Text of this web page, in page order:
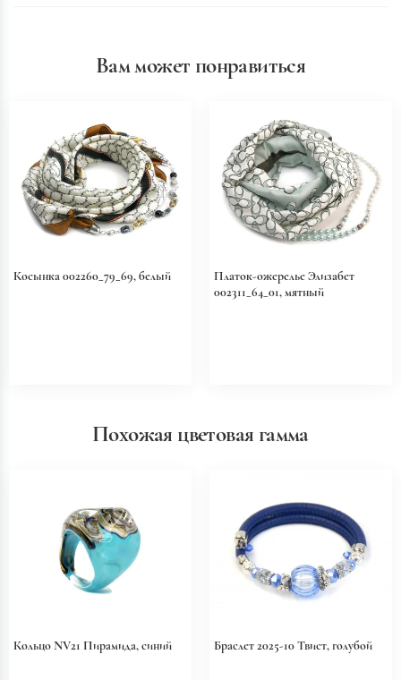
Вам может понравиться
Косынка 002260_79_69, белый
Платок-ожерелье Элизабет
002311_64_01, мятный
Похожая цветовая гамма
Кольцо NV21 Пирамида, синий Браслет 2025-10 Твист, голубой